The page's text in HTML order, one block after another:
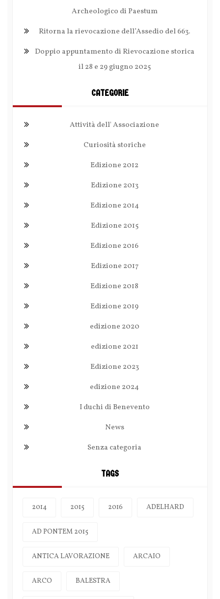
Archeologico di Paestum
Ritorna la rievocazione dell’Assedio del 663.
Doppio appuntamento di Rievocazione storica
il 28 e 29 giugno 2025
CATEGORIE
Attività dell' Associazione
Curiosità storiche
Edizione 2012
Edizione 2013
Edizione 2014
Edizione 2015
Edizione 2016
Edizione 2017
Edizione 2018
Edizione 2019
edizione 2020
edizione 2021
Edizione 2023
edizione 2024
I duchi di Benevento
News
Senza categoria
TAGS
2014 2015 2016 ADELHARD
AD PONTEM 2015
ANTICA LAVORAZIONE ARCAIO
ARCO BALESTRA